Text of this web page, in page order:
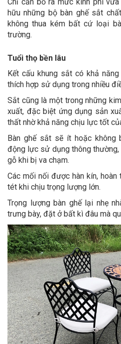
hữu những bộ bàn ghế sắt
không thua kém bất cứ loại
trường.
Tuổi thọ bền lâu
Kết cấu khung sắt có khả
thích hợp sử dụng trong nhiều
Sắt cũng là một trong những
xuất, đặc biệt ứng dụng sản
thất nhờ khả năng chịu lực tốt
Bàn ghế sắt sẽ ít hoặc không
động lực sử dụng thông
gỗ khi bị va chạm.
Các mối nối được hàn kín,
tét khi chịu trọng lượng lớn.
Trọng lượng bàn ghế lại nhẹ
trưng bày, đặt ở bất kì đâu mà